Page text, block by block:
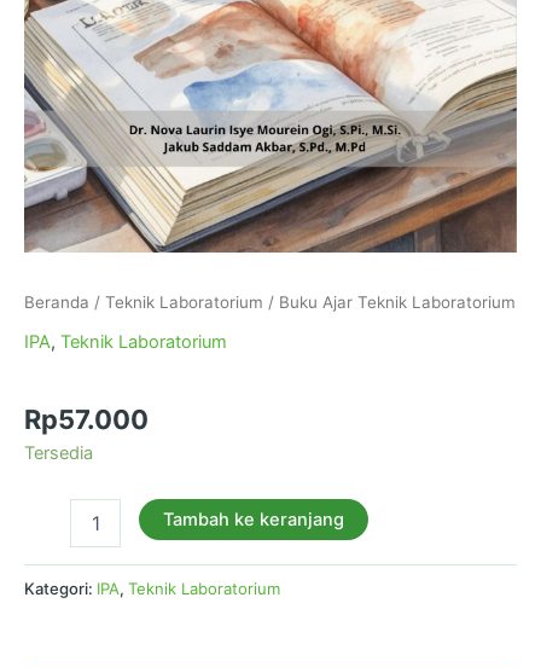
Beranda / Teknik Laboratorium / Buku Ajar Teknik Laboratorium
IPA, Teknik Laboratorium
Rp57.000
Tersedia
Tambah ke keranjang
Kategori: IPA, Teknik Laboratorium